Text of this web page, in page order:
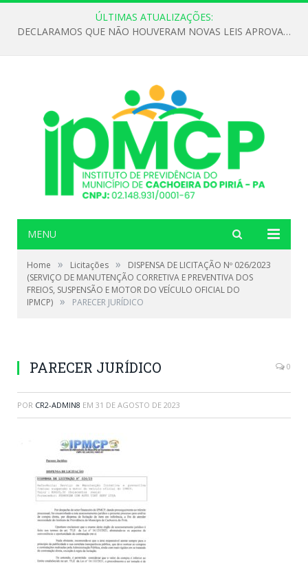
ÚLTIMAS ATUALIZAÇÕES:
DECLARAMOS QUE NÃO HOUVERAM NOVAS LEIS APROVADAS ATÉ O MOMENTO PARA O INSTITUTO DE PREVIDÊNCIA NO ANO DE 2026
MENU
Home » Licitações »
DISPENSA DE LICITAÇÃO Nº 026/2023
(SERVIÇO DE MANUTENÇÃO CORRETIVA E PREVENTIVA DOS
FREIOS, SUSPENSÃO E MOTOR DO VEÍCULO OFICIAL DO
IPMCP) » PARECER JURÍDICO
PARECER JURÍDICO 0
POR CR2-ADMIN8 EM 31 DE AGOSTO DE 2023